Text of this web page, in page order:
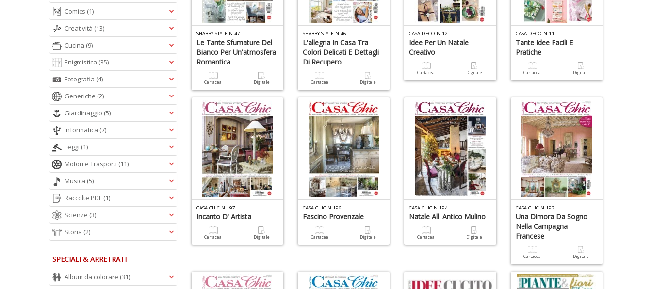
SHABBY STYLE N.47
Le Tante Sfumature Del
Bianco Per Un'atmosfera
Romantica
Cartacea Digitale
SHABBY STYLE N.46
L'allegria In Casa Tra
Colori Delicati E Dettagli
Di Recupero
Cartacea Digitale
CASA DECO N.12
Idee Per Un Natale
Creativo
Cartacea Digitale
CASA DECO N.11
Tante Idee Facili E
Pratiche
Cartacea Digitale
CASA CHIC N.197
Incanto D' Artista
Cartacea Digitale
CASA CHIC N.196
Fascino Provenzale
Cartacea Digitale
CASA CHIC N.194
Natale All' Antico Mulino
Cartacea Digitale
CASA CHIC N.192
Una Dimora Da Sogno
Nella Campagna
Francese
Cartacea Digitale
Comics (1)
Creatività (13)
Cucina (9)
Enigmistica (35)
Fotografia (4)
Generiche (2)
Giardinaggio (5)
Informatica (7)
Leggi (1)
Motori e Trasporti (11)
Musica (5)
Raccolte PDF (1)
Scienze (3)
Storia (2)
SPECIALI & ARRETRATI
Album da colorare (31)